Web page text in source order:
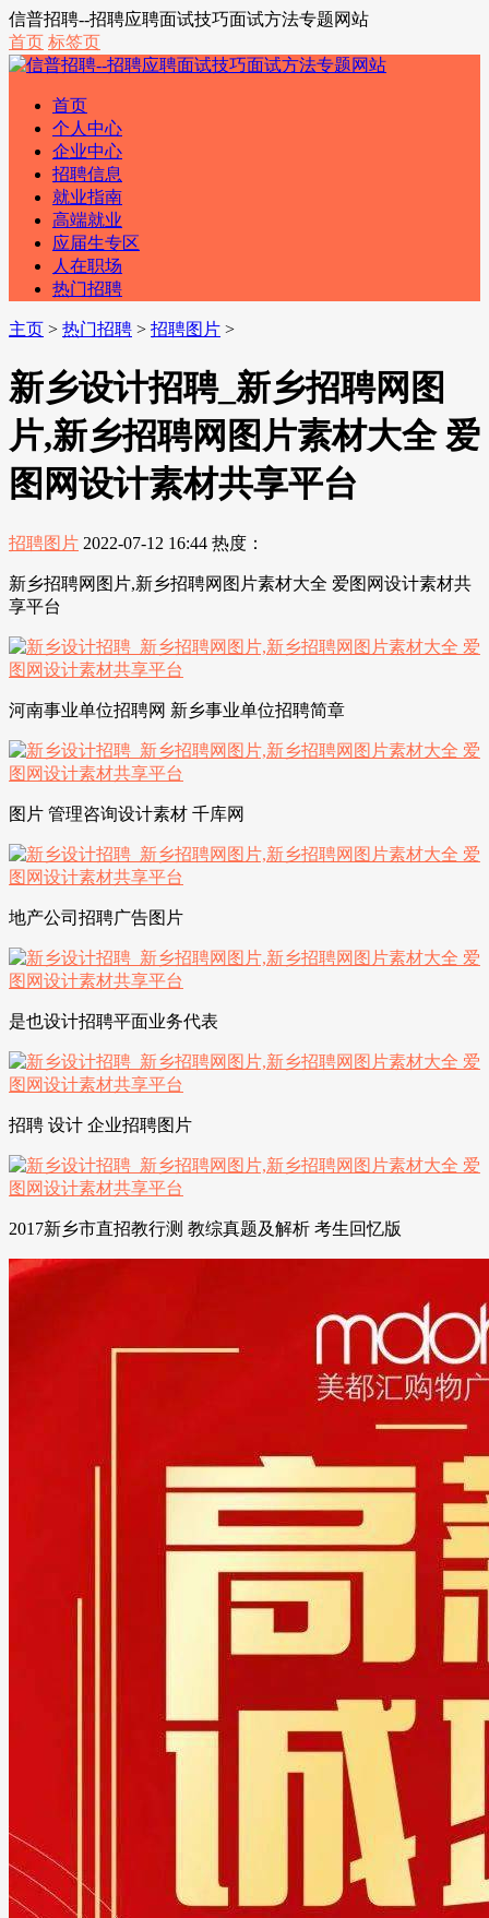
信普招聘--招聘应聘面试技巧面试方法专题网站
首页 标签页
首页
个人中心
企业中心
招聘信息
就业指南
高端就业
应届生专区
人在职场
热门招聘
主页 > 热门招聘 > 招聘图片 >
新乡设计招聘_新乡招聘网图
片,新乡招聘网图片素材大全 爱
图网设计素材共享平台
招聘图片 2022-07-12 16:44 热度：
新乡招聘网图片,新乡招聘网图片素材大全 爱图网设计素材共
享平台
河南事业单位招聘网 新乡事业单位招聘简章
图片 管理咨询设计素材 千库网
地产公司招聘广告图片
是也设计招聘平面业务代表
招聘 设计 企业招聘图片
2017新乡市直招教行测 教综真题及解析 考生回忆版